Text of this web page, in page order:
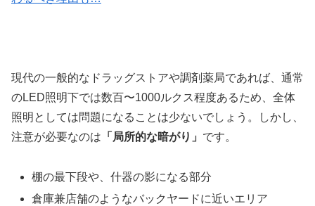
現代の一般的なドラッグストアや調剤薬局であれば、通常
のLED照明下では数百〜1000ルクス程度あるため、全体
照明としては問題になることは少ないでしょう。しかし、
注意が必要なのは 「局所的な暗がり」 です。
棚の最下段や、什器の影になる部分
倉庫兼店舗のようなバックヤードに近いエリア